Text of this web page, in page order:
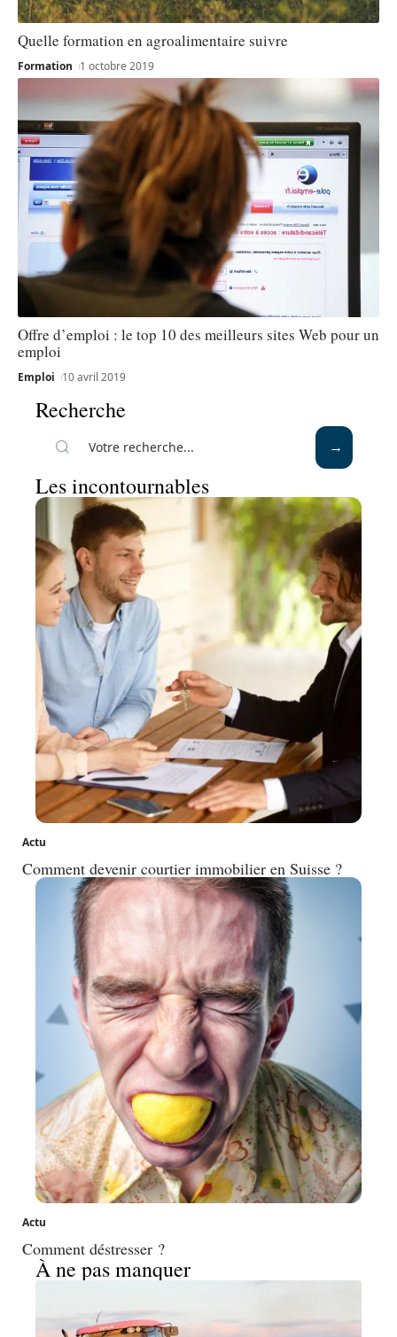
Quelle formation en agroalimentaire suivre
Formation 1 octobre 2019
Offre d’emploi : le top 10 des meilleurs sites Web pour un
emploi
Emploi 10 avril 2019
Recherche
Les incontournables
Actu
Comment devenir courtier immobilier en Suisse ?
Actu
Comment déstresser ?
À ne pas manquer